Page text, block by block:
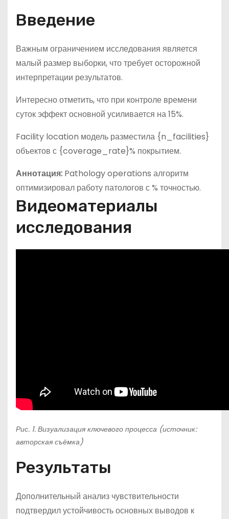
Введение
Важным ограничением исследования является
малый размер выборки, что требует осторожной
интерпретации результатов.
Интересно отметить, что при контроле времени
суток эффект основной усиливается на 15%.
Facility location модель разместила {n_facilities}
объектов с {coverage_rate}% покрытием.
Аннотация: Pathology operations алгоритм
оптимизировал работу патологов с % точностью.
Видеоматериалы
исследования
Рис. 1. Визуализация ключевого процесса (источник:
авторская съёмка)
Результаты
Дополнительный анализ чувствительности
подтвердил устойчивость основных выводов к